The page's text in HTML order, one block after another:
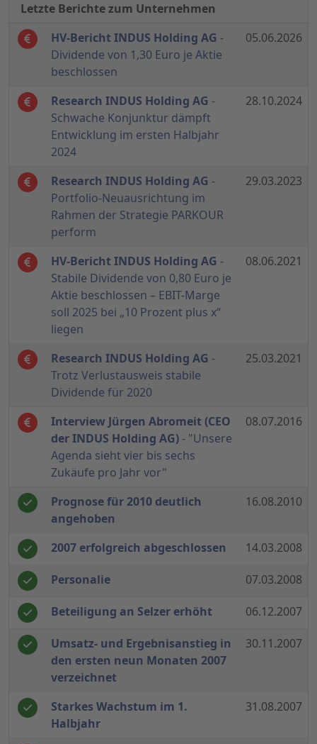
Letzte Berichte zum Unternehmen
HV-Bericht INDUS Holding AG -
Dividende von 1,30 Euro je Aktie
beschlossen
05.06.2026
Research INDUS Holding AG -
Schwache Konjunktur dämpft
Entwicklung im ersten Halbjahr
2024
28.10.2024
Research INDUS Holding AG -
Portfolio-Neuausrichtung im
Rahmen der Strategie PARKOUR
perform
29.03.2023
HV-Bericht INDUS Holding AG -
Stabile Dividende von 0,80 Euro je
Aktie beschlossen – EBIT-Marge
soll 2025 bei „10 Prozent plus x“
liegen
08.06.2021
Research INDUS Holding AG -
Trotz Verlustausweis stabile
Dividende für 2020
25.03.2021
Interview Jürgen Abromeit (CEO
der INDUS Holding AG)- "Unsere
Agenda sieht vier bis sechs
Zukäufe pro Jahr vor"
08.07.2016
Prognose für 2010 deutlich
angehoben
16.08.2010
2007 erfolgreich abgeschlossen 14.03.2008
Personalie 07.03.2008
Beteiligung an Selzer erhöht 06.12.2007
Umsatz- und Ergebnisanstieg in
den ersten neun Monaten 2007
verzeichnet
30.11.2007
Starkes Wachstum im 1.
Halbjahr
31.08.2007